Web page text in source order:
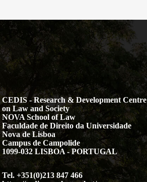
CEDIS - Research & Development Centre
on Law and Society
NOVA School of Law
Faculdade de Direito da Universidade
Nova de Lisboa
Campus de Campolide
1099-032 LISBOA - PORTUGAL
Tel. +351(0)213 847 466